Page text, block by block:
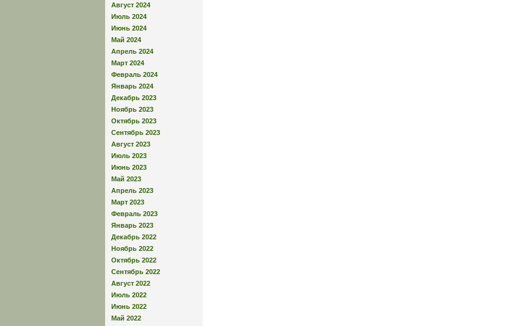
Август 2024
Июль 2024
Июнь 2024
Май 2024
Апрель 2024
Март 2024
Февраль 2024
Январь 2024
Декабрь 2023
Ноябрь 2023
Октябрь 2023
Сентябрь 2023
Август 2023
Июль 2023
Июнь 2023
Май 2023
Апрель 2023
Март 2023
Февраль 2023
Январь 2023
Декабрь 2022
Ноябрь 2022
Октябрь 2022
Сентябрь 2022
Август 2022
Июль 2022
Июнь 2022
Май 2022